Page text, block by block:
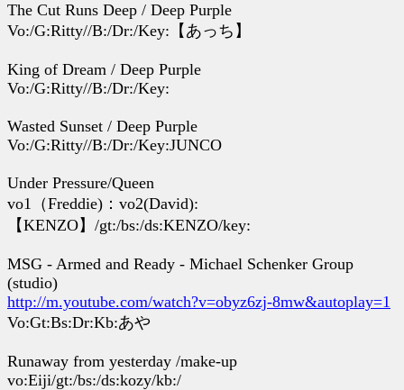
The Cut Runs Deep / Deep Purple
Vo:/G:Ritty//B:/Dr:/Key:【あっち】
King of Dream / Deep Purple
Vo:/G:Ritty//B:/Dr:/Key:
Wasted Sunset / Deep Purple
Vo:/G:Ritty//B:/Dr:/Key:JUNCO
Under Pressure/Queen
vo1（Freddie)：vo2(David):
【KENZO】/gt:/bs:/ds:KENZO/key:
MSG - Armed and Ready - Michael Schenker Group
(studio)
http://m.youtube.com/watch?v=obyz6zj-8mw&autoplay=1
Vo:Gt:Bs:Dr:Kb:あや
Runaway from yesterday /make-up
vo:Eiji/gt:/bs:/ds:kozy/kb:/